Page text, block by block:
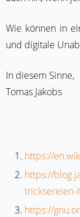
Wie können in
und digitale
In diesem Sinne,
Tomas Jakobs
https://
https://
tricksereien-
https://